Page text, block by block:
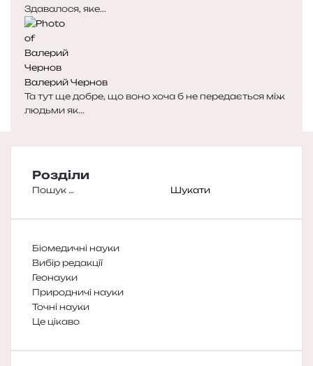
Здавалося, яке...
Валерий Чернов
Та тут ще добре, що воно хоча б не передається між
людьми як...
Розділи
Пошук:
Біомедичні науки
Вибір редакції
Геонауки
Природничі науки
Точні науки
Це цікаво